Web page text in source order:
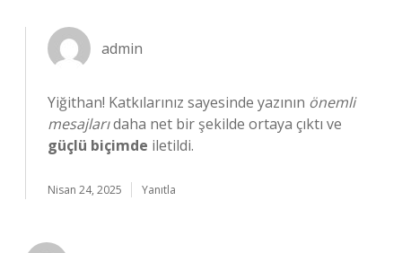
admin
Yiğithan! Katkılarınız sayesinde yazının önemli
mesajlarıdaha net bir şekilde ortaya çıktı ve
güçlü biçimde iletildi.
Nisan 24, 2025 Yanıtla